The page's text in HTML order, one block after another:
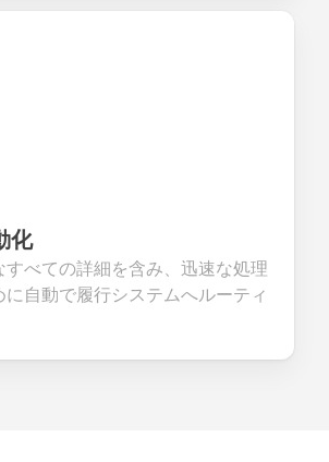
化
すべての詳細を含み、迅速な処理
に自動で履行システムへルーティ